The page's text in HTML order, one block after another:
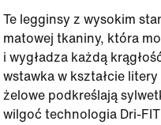
Te legginsy z wysokim
matowej tkaniny, która
i wygładza każdą
wstawka w kształcie
żelowe podkreślają
wilgoć technologia Dri-